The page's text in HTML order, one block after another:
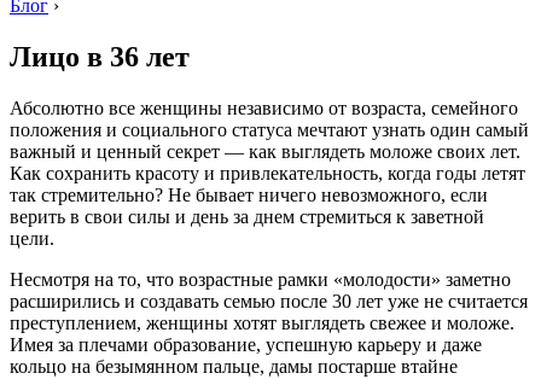
Блог ›
Лицо в 36 лет
Абсолютно все женщины независимо от возраста, семейного
положения и социального статуса мечтают узнать один самый
важный и ценный секрет — как выглядеть моложе своих лет.
Как сохранить красоту и привлекательность, когда годы летят
так стремительно? Не бывает ничего невозможного, если
верить в свои силы и день за днем стремиться к заветной
цели.
Несмотря на то, что возрастные рамки «молодости» заметно
расширились и создавать семью после 30 лет уже не считается
преступлением, женщины хотят выглядеть свежее и моложе.
Имея за плечами образование, успешную карьеру и даже
кольцо на безымянном пальце, дамы постарше втайне